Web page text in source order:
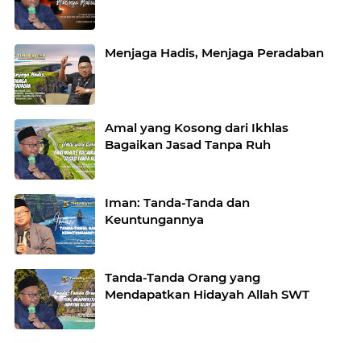
Menjaga Hadis, Menjaga Peradaban
Amal yang Kosong dari Ikhlas
Bagaikan Jasad Tanpa Ruh
Iman: Tanda-Tanda dan
Keuntungannya
Tanda-Tanda Orang yang
Mendapatkan Hidayah Allah SWT